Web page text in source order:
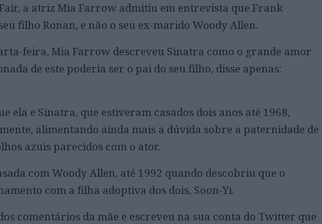
a atriz Mia Farrow admitiu em entrevista que Frank
filho Ronan, e não o seu ex-marido Woody Allen.
feira, Mia Farrow descreveu Sinatra como o grande amor
de este poderia ser o pai do seu filho, disse apenas:
ela e Sinatra, que estiveram casados dois anos até 1968,
alimentando ainda mais a dúvida sobre a paternidade de
azuis parecidos com o ator.
com Woody Allen, até 1992 quando descobriu que o
com a filha adoptiva dos dois, Soon-Yi.
comentários da mãe e escreveu na sua conta do Twitter que